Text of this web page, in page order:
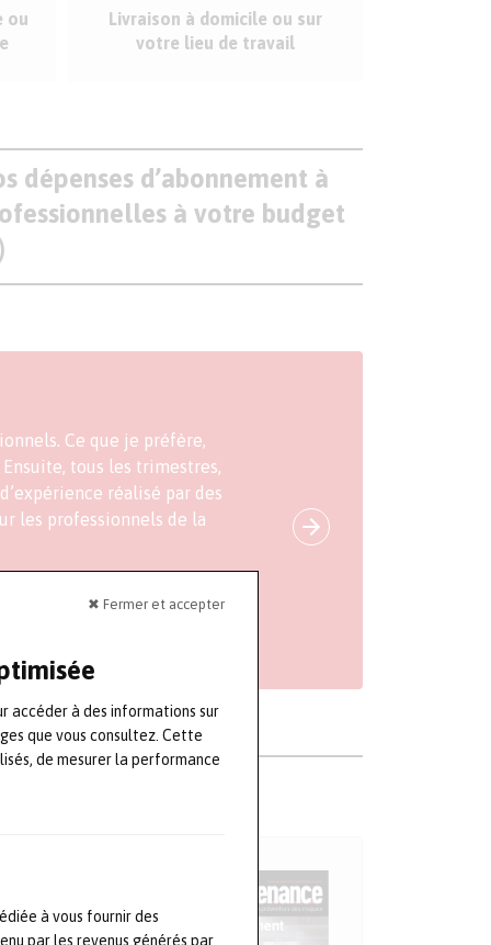
✖ Fermer et accepter
accéder à des informations sur
que vous consultez. Cette
de mesurer la performance
à vous fournir des
par les revenus générés par
ou
Livraison à domicile ou sur
votre lieu de travail
dépenses d’abonnement à
à votre budget
Ce que je préfère,
tous les trimestres,
réalisé par des
les professionnels de la